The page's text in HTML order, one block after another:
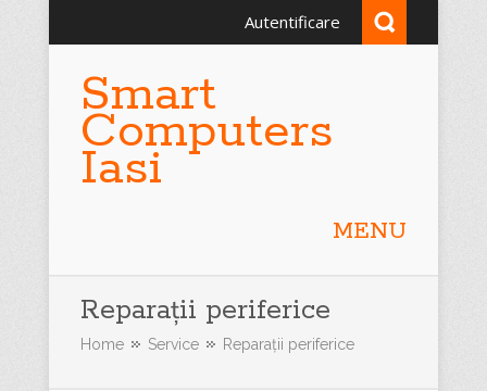
Autentificare
Smart
Computers
Iasi
MENU
Reparații periferice
Home Service Reparații periferice